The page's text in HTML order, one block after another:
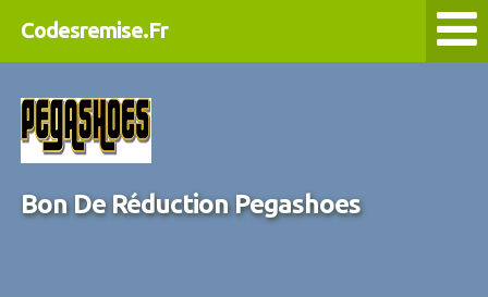
Codesremise.Fr
Bon De Réduction Pegashoes